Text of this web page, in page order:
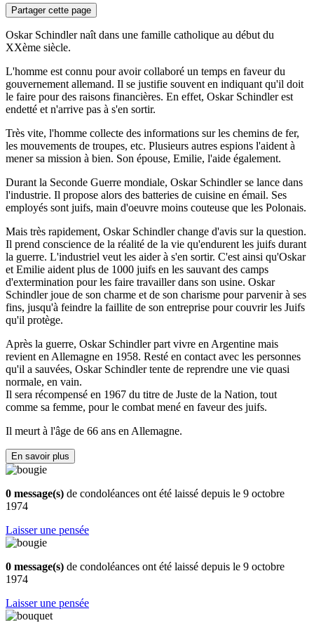
Partager cette page
Oskar Schindler naît dans une famille catholique au début du
XXème siècle.
L'homme est connu pour avoir collaboré un temps en faveur du
gouvernement allemand. Il se justifie souvent en indiquant qu'il doit
le faire pour des raisons financières. En effet, Oskar Schindler est
endetté et n'arrive pas à s'en sortir.
Très vite, l'homme collecte des informations sur les chemins de fer,
les mouvements de troupes, etc. Plusieurs autres espions l'aident à
mener sa mission à bien. Son épouse, Emilie, l'aide également.
Durant la Seconde Guerre mondiale, Oskar Schindler se lance dans
l'industrie. Il propose alors des batteries de cuisine en émail. Ses
employés sont juifs, main d'oeuvre moins couteuse que les Polonais.
Mais très rapidement, Oskar Schindler change d'avis sur la question.
Il prend conscience de la réalité de la vie qu'endurent les juifs durant
la guerre. L'industriel veut les aider à s'en sortir. C'est ainsi qu'Oskar
et Emilie aident plus de 1000 juifs en les sauvant des camps
d'extermination pour les faire travailler dans son usine. Oskar
Schindler joue de son charme et de son charisme pour parvenir à ses
fins, jusqu'à feindre la faillite de son entreprise pour couvrir les Juifs
qu'il protège.
Après la guerre, Oskar Schindler part vivre en Argentine mais
revient en Allemagne en 1958. Resté en contact avec les personnes
qu'il a sauvées, Oskar Schindler tente de reprendre une vie quasi
normale, en vain.
Il sera récompensé en 1967 du titre de Juste de la Nation, tout
comme sa femme, pour le combat mené en faveur des juifs.
Il meurt à l'âge de 66 ans en Allemagne.
En savoir plus
0 message(s) de condoléances ont été laissé depuis le 9 octobre
1974
Laisser une pensée
0 message(s) de condoléances ont été laissé depuis le 9 octobre
1974
Laisser une pensée